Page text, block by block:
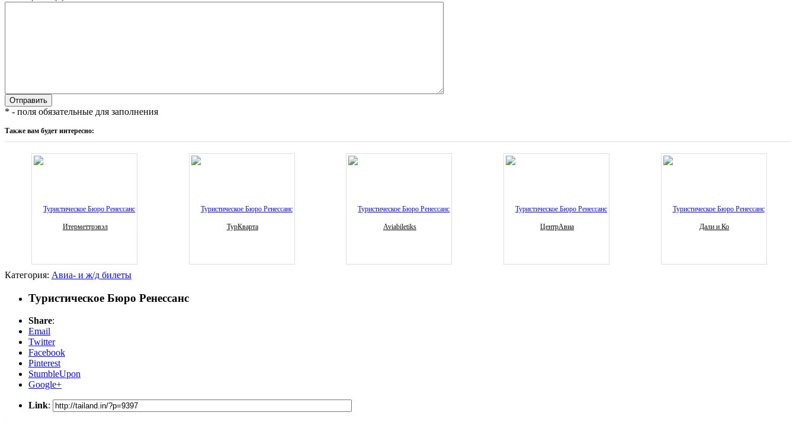
* - поля обязательные для заполнения
Также вам будет интересно:
Итерметтрэвэл ТурКварта Aviabiletiks ЦентрАвиа Дали и Ко
Категория: Авиа- и ж/д билеты
Туристическое Бюро Ренессанс
Share:
Email
Twitter
Facebook
Pinterest
StumbleUpon
Google+
Link: